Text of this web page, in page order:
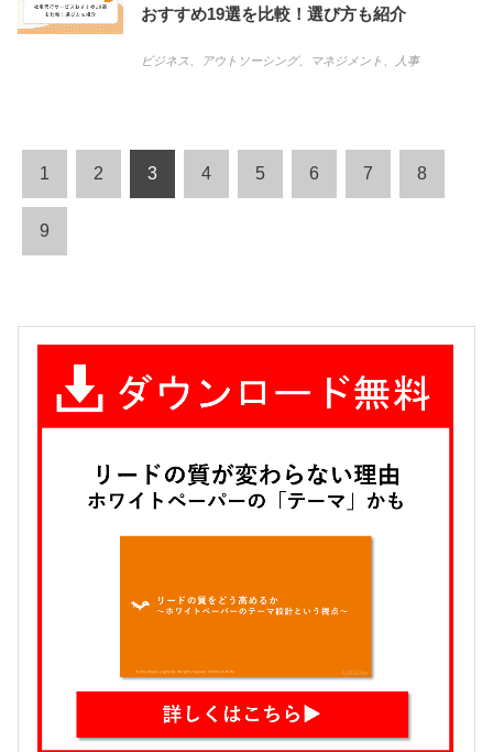
おすすめ19選を比較！選び方も紹介
ビジネス アウトソーシング、 マネジメント 人事
1 2 3 4 5 6 7 8
9